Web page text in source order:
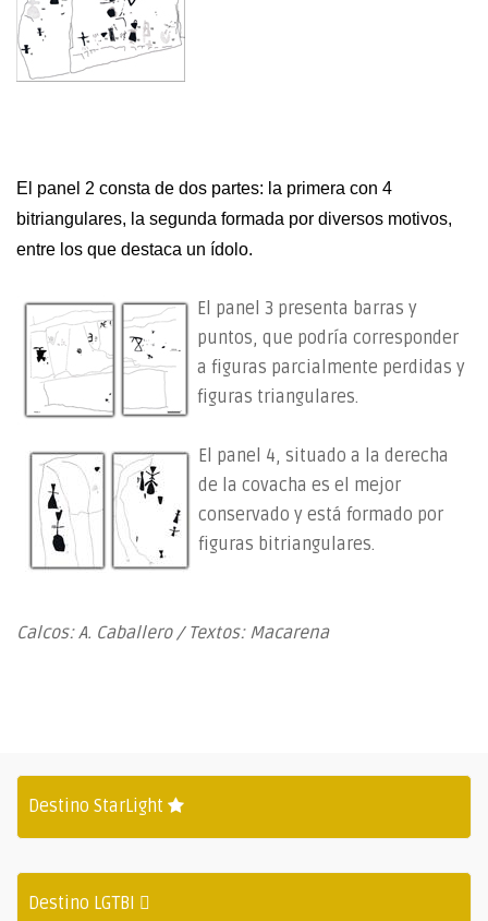
El panel 2 consta de dos partes: la primera con 4
bitriangulares, la segunda formada por diversos motivos,
entre los que destaca un ídolo.
El panel 3 presenta barras y
puntos, que podría corresponder
a figuras parcialmente perdidas y
figuras triangulares.
El panel 4, situado a la derecha
de la covacha es el mejor
conservado y está formado por
figuras bitriangulares.
Calcos: A. Caballero / Textos: Macarena
Destino StarLight
Destino LGTBI